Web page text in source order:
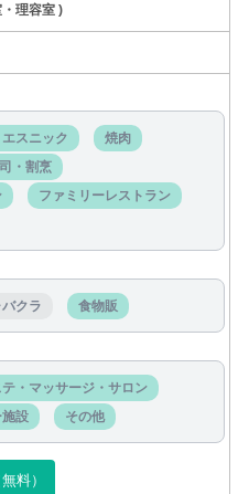
・理容室)
スニック
焼肉
・割烹
ファミリーレストラン
クラ 食物販
テ・マッサージ・サロン
設 その他
料）